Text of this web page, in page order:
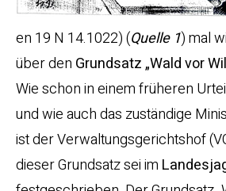
en 19 N 14.1022) (Quelle 1) mal
über den Grundsatz „Wald vor
Wie schon in einem früheren
und wie auch das zuständige
ist der Verwaltungsgerichtshof
dieser Grundsatz sei im